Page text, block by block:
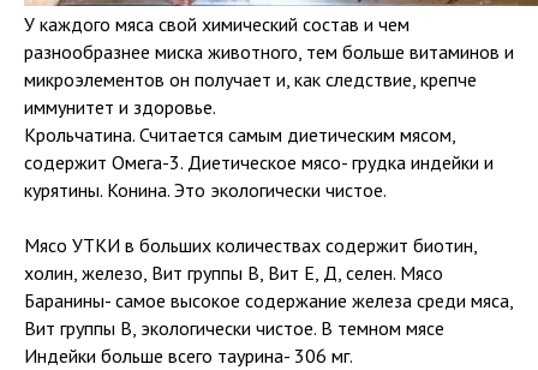
У каждого мяса свой химический состав и чем
разнообразнее миска животного, тем больше витаминов и
микроэлементов он получает и, как следствие, крепче
иммунитет и здоровье.
Крольчатина. Считается самым диетическим мясом,
содержит Омега-3. Диетическое мясо- грудка индейки и
курятины. Конина. Это экологически чистое.
Мясо УТКИ в больших количествах содержит биотин,
холин, железо, Вит группы В, Вит Е, Д, селен. Мясо
Баранины- самое высокое содержание железа среди мяса,
Вит группы В, экологически чистое. В темном мясе
Индейки больше всего таурина- 306 мг.